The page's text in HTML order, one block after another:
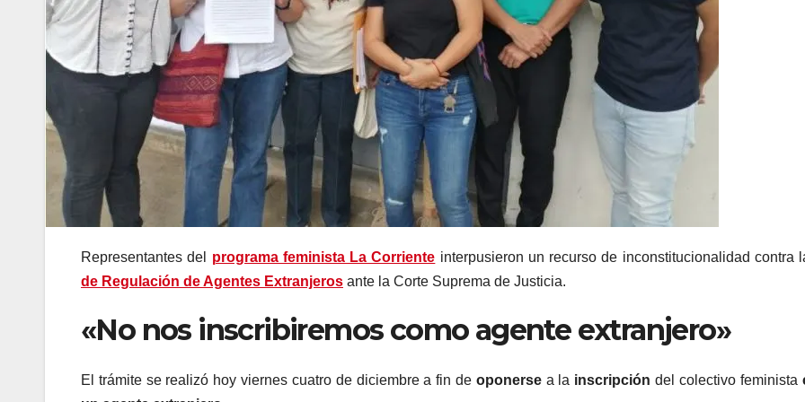
Representantes del programa feminista La Corriente interpusieron un recurso de inconstitucionalidad contra
de Regulación de Agentes Extranjeros ante la Corte Suprema de Justicia.
«No nos inscribiremos como agente extranjero»
El trámite se realizó hoy viernes cuatro de diciembre a fin de oponerse a la inscripcióndel colectivo feminista